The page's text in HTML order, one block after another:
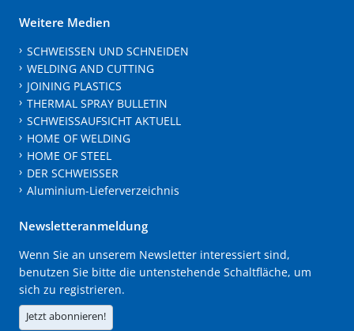
Weitere Medien
SCHWEISSEN UND SCHNEIDEN
WELDING AND CUTTING
JOINING PLASTICS
THERMAL SPRAY BULLETIN
SCHWEISSAUFSICHT AKTUELL
HOME OF WELDING
HOME OF STEEL
DER SCHWEISSER
Aluminium-Lieferverzeichnis
Newsletteranmeldung
Wenn Sie an unserem Newsletter interessiert sind,
benutzen Sie bitte die untenstehende Schaltfläche, um
sich zu registrieren.
Jetzt abonnieren!